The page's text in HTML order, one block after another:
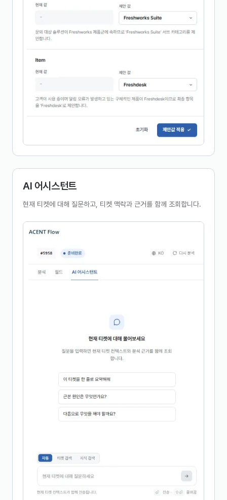
AI 어시스턴트
현재 티켓에 대해 질문하고, 티켓 맥락과 근거를 함께 조회합니다.